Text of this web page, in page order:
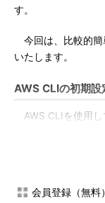
す。
今回は、比較的簡
いたします。
AWS CLIの初期設
AWS CLIを使用し
$ aws configure
会員登録（無料